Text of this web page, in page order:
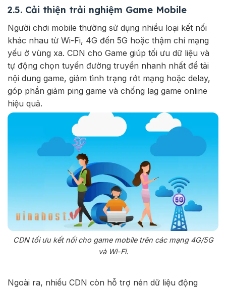
2.5. Cải thiện trải nghiệm Game Mobile
Người chơi mobile thường sử dụng nhiều loại kết nối
khác nhau từ Wi-Fi, 4G đến 5G hoặc thậm chí mạng
yếu ở vùng xa. CDN cho Game giúp tối ưu dữ liệu và
tự động chọn tuyến đường truyền nhanh nhất để tải
nội dung game, giảm tình trạng rớt mạng hoặc delay,
góp phần giảm ping game và chống lag game online
hiệu quả.
CDN tối ưu kết nối cho game mobile trên các mạng 4G/5G
và Wi-Fi.
Ngoài ra, nhiều CDN còn hỗ trợ nén dữ liệu động